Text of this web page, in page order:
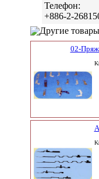
Телефон:
+886-2-
Другие
02-